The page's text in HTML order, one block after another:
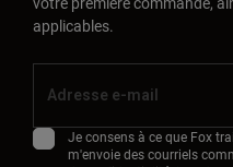
applicables.
Je consens à ce que Fox
m'envoie des courriels